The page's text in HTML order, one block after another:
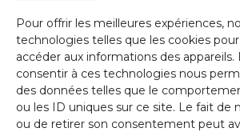
Pour offrir les meilleures expériences,
technologies telles que les cookies
accéder aux informations des appareils.
consentir à ces technologies nous
des données telles que le
ou les ID uniques sur ce site. Le fait de
ou de retirer son consentement peut
Lundi - Vendredi
7h30 - 18h00